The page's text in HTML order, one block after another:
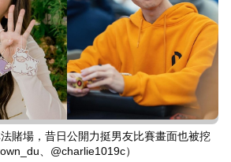
賭場，昔日公開力挺男友比賽畫面也被挖
、@charlie1019c）